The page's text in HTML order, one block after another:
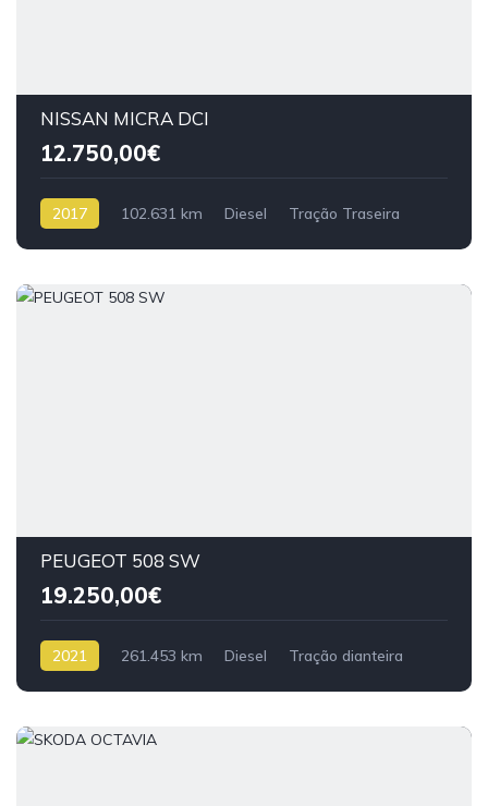
NISSAN MICRA DCI
12.750,00€
2017 102.631 km Diesel Tração Traseira
PEUGEOT 508 SW
19.250,00€
2021 261.453 km Diesel Tração dianteira